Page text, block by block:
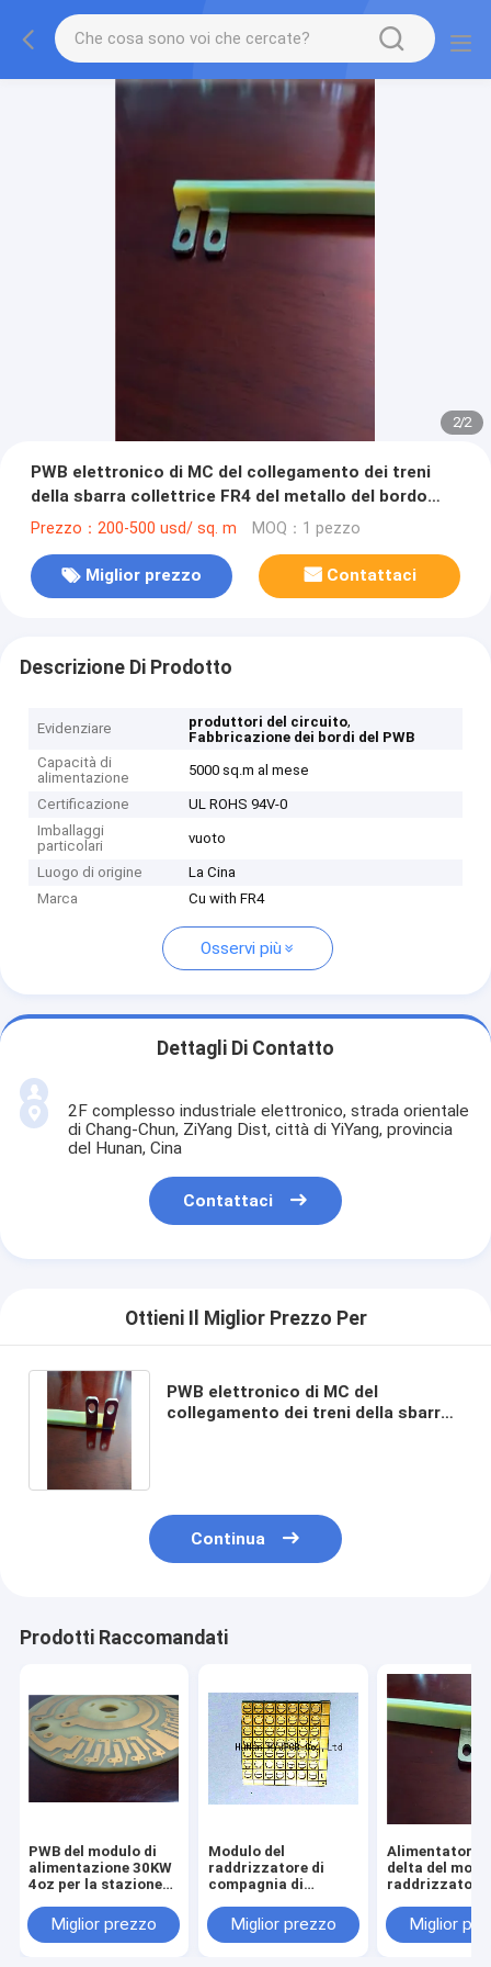
2/2
PWB elettronico di MC del collegamento dei treni
della sbarra collettrice FR4 del metallo del bordo
ferroviario del PWB
Prezzo：200-500 usd/ sq. m MOQ：1 pezzo
Miglior prezzo Contattaci
Descrizione Di Prodotto
Evidenziare produttori del circuito,
Fabbricazione dei bordi del PWB
Capacità di
alimentazione
5000 sq.m al mese
Certificazione
UL ROHS 94V-0
Imballaggi
particolari
vuoto
Luogo di origine
La Cina
Marca
Cu with FR4
Osservi più
Dettagli Di Contatto
2F complesso industriale elettronico, strada orientale
di Chang-Chun, ZiYang Dist, città di YiYang, provincia
del Hunan, Cina
Contattaci
Ottieni Il Miglior Prezzo Per
PWB elettronico di MC del
collegamento dei treni della sbarra
Continua
Prodotti Raccomandati
PWB del modulo di
alimentazione 30KW
4oz per la stazione
veicolo elettrico
Miglior prezzo
Modulo del
raddrizzatore di
compagnia di
del modulo APR48-
3G del raddrizzatore
Miglior prezzo
Alimentatore
delta del
raddrizzatore
metallo di
48/30D di
Miglior